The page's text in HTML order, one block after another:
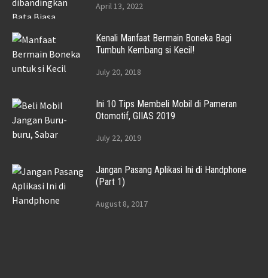
April 13, 2022
Kenali Manfaat Bermain Boneka Bagi
Tumbuh Kembang si Kecil!
July 20, 2018
Ini 10 Tips Membeli Mobil di Pameran
Otomotif, GIIAS 2019
July 22, 2019
Jangan Pasang Aplikasi Ini di Handphone
(Part 1)
August 8, 2017